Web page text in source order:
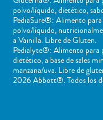
polvo/líquido, dietético,
PediaSure®: Alimento
polvo/líquido,
a Vainilla. Libre de Gluten.
Pedialyte®: Alimento para
dietético, a base de sales
manzana/uva. Libre de
2026 Abbott®. Todos los